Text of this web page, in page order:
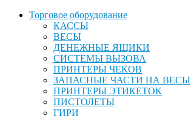
Торговое оборудование
КАССЫ
ВЕСЫ
ДЕНЕЖНЫЕ ЯЩИКИ
СИСТЕМЫ ВЫЗОВА
ПРИНТЕРЫ ЧЕКОВ
ЗАПАСНЫЕ ЧАСТИ НА ВЕСЫ
ПРИНТЕРЫ ЭТИКЕТОК
ПИСТОЛЕТЫ
ГИРИ